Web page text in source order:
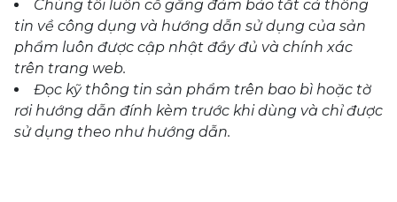
Chúng tôi luôn cố gắng đảm bảo tất cả thông
tin về công dụng và hướng dẫn sử dụng của sản
phẩm luôn được cập nhật đầy đủ và chính xác
trên trang web.
Đọc kỹ thông tin sản phẩm trên bao bì hoặc tờ
rơi hướng dẫn đính kèm trước khi dùng và chỉ được
sử dụng theo như hướng dẫn.